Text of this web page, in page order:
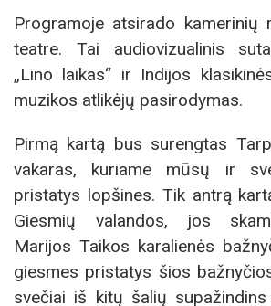
Programoje atsirado kamerinių
teatre. Tai audiovizualinis
„Lino laikas“ ir Indijos
muzikos atlikėjų pasirodymas.
Pirmą kartą bus surengtas
vakaras, kuriame mūsų ir
pristatys lopšines. Tik antrą
Giesmių valandos, jos
Marijos Taikos karalienės
giesmes pristatys šios
svečiai iš kitų šalių